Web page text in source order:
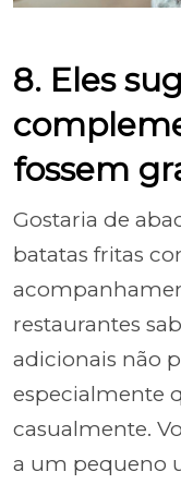
8. Eles
fossem
Gostaria de
batatas fritas
restaurantes
adicionais não
especialmente
casualmente.
a um pequeno